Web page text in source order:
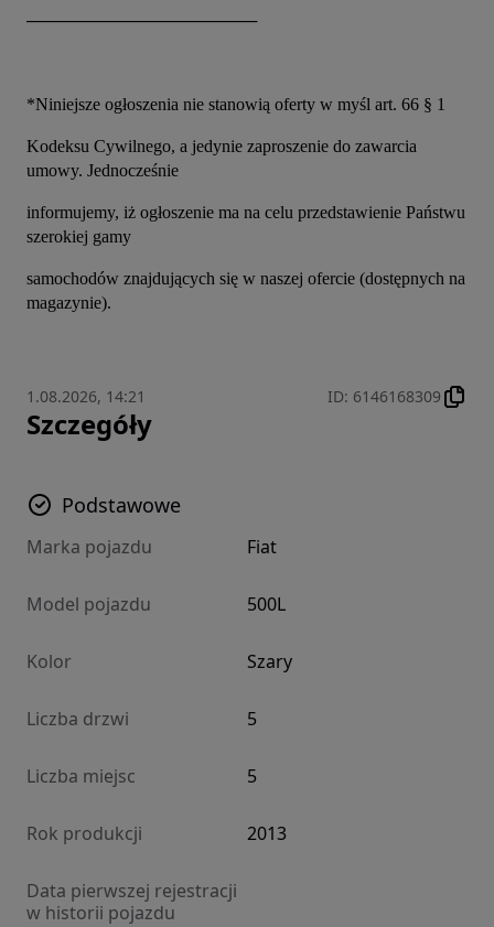
───────────────────
*Niniejsze ogłoszenia nie stanowią oferty w myśl art. 66 § 1
Kodeksu Cywilnego, a jedynie zaproszenie do zawarcia
umowy. Jednocześnie
informujemy, iż ogłoszenie ma na celu przedstawienie Państwu
szerokiej gamy
samochodów znajdujących się w naszej ofercie (dostępnych na
magazynie).
1.08.2026, 14:21 ID: 6146168309
Szczegóły
Podstawowe
Marka pojazdu Fiat
Model pojazdu 500L
Kolor Szary
Liczba drzwi 5
Liczba miejsc 5
Rok produkcji 2013
Data pierwszej rejestracji
w historii pojazdu